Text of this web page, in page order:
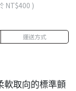
NT$400 )
運送方式
軟取向的標準顫